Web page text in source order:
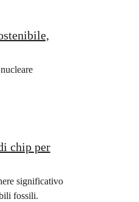
chip per
significativo
fossili.